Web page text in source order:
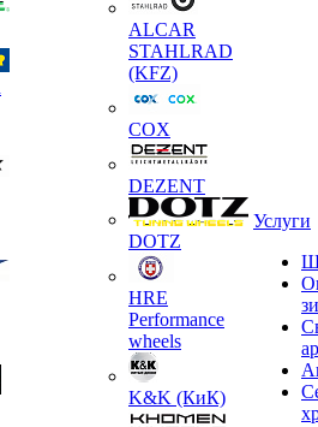
ALCAR
STAHLRAD
(KFZ)
COX
DEZENT
DOTZ
HRE
Performance
wheels
K&K (КиК)
Услуги